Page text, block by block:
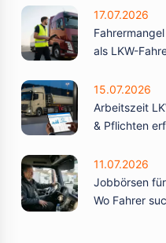
17.07.2026
als LKW-
15.07.2026
Arbeitszeit
& Pflichten
11.07.2026
Jobbörsen
Wo Fahrer